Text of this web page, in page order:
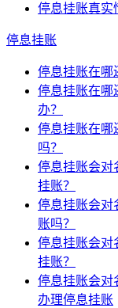
停息挂账真实
停息挂账
停息挂账在哪
停息挂账在哪
办？
停息挂账在哪
吗？
停息挂账会对
挂账？
停息挂账会对
账吗？
停息挂账会对
挂账？
停息挂账会对
办理停息挂账